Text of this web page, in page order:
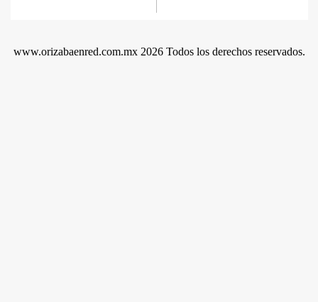
www.orizabaenred.com.mx 2026 Todos los derechos reservados.